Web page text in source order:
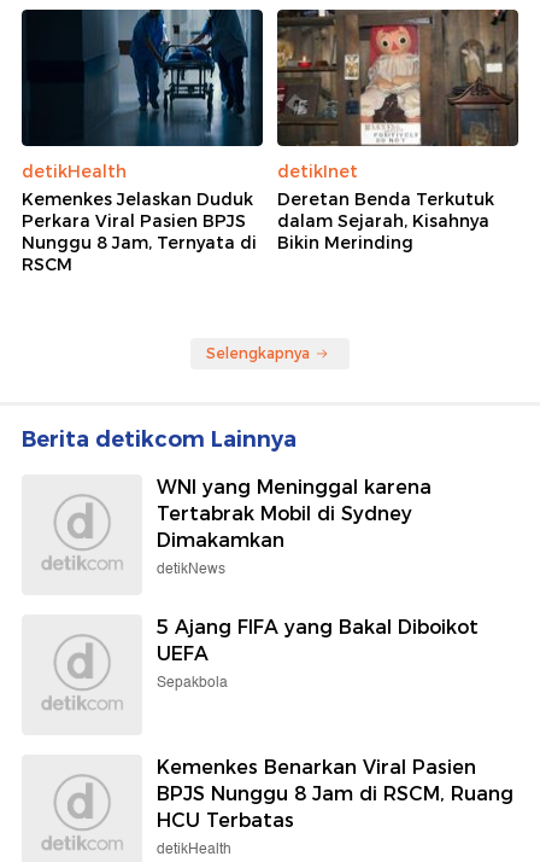
detikHealth
Kemenkes Jelaskan Duduk
Perkara Viral Pasien BPJS
Nunggu 8 Jam, Ternyata di
RSCM
detikInet
Deretan Benda Terkutuk
dalam Sejarah, Kisahnya
Bikin Merinding
Selengkapnya
Berita detikcom Lainnya
WNI yang Meninggal karena
Tertabrak Mobil di Sydney
Dimakamkan
detikNews
5 Ajang FIFA yang Bakal Diboikot
UEFA
Sepakbola
Kemenkes Benarkan Viral Pasien
BPJS Nunggu 8 Jam di RSCM, Ruang
HCU Terbatas
detikHealth